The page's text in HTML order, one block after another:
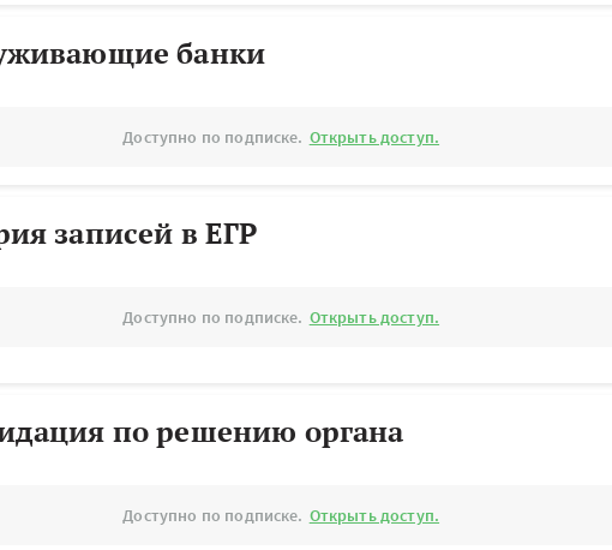
банки
Доступно по подписке. Открыть доступ.
записей в ЕГР
Доступно по подписке. Открыть доступ.
по решению органа
Доступно по подписке. Открыть доступ.